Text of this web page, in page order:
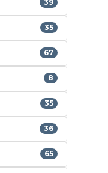
39
35
67
8
35
36
65